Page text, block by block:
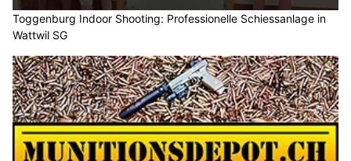
Toggenburg Indoor Shooting: Professionelle Schiessanlage in
Wattwil SG